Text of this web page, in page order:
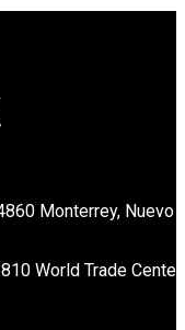
Monterrey, Nuevo
World Trade